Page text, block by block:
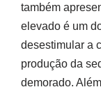
também
elevado é um
desestimular a
produção da
demorado.